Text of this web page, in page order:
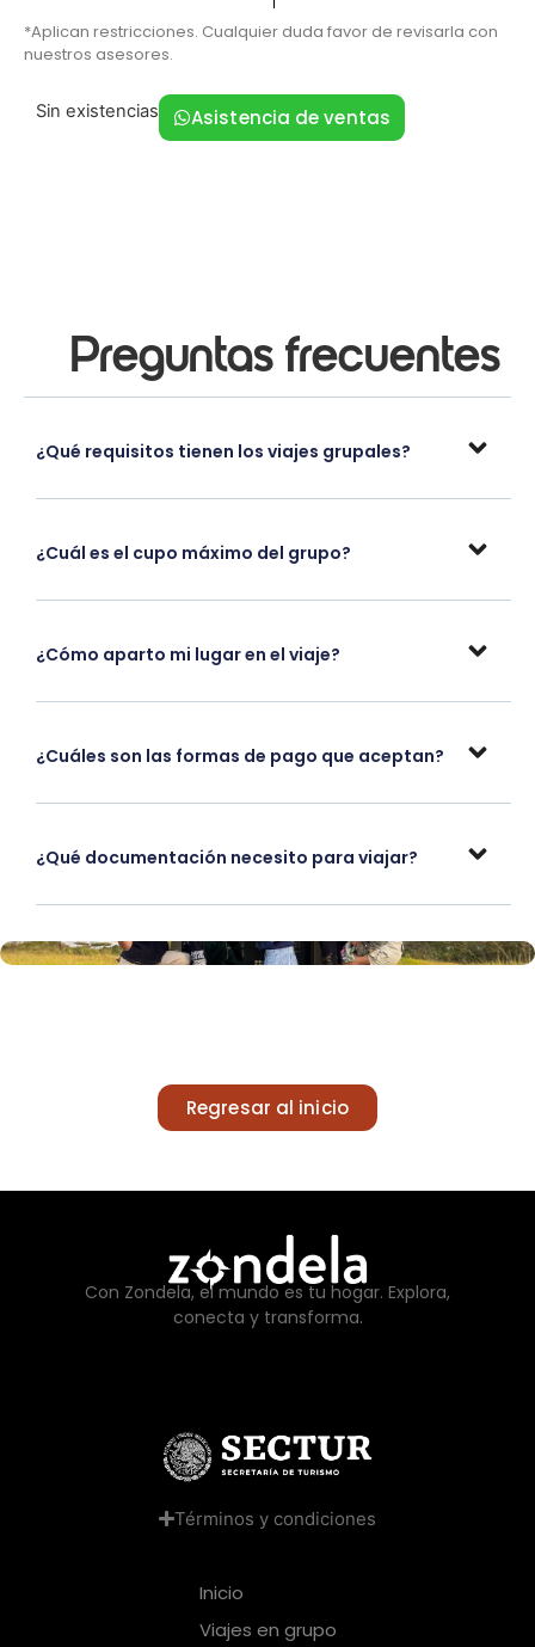
*Aplican restricciones. Cualquier duda favor de revisarla con
nuestros asesores.
Sin existencias Asistencia de ventas
Preguntas frecuentes
¿Qué requisitos tienen los viajes grupales?
¿Cuál es el cupo máximo del grupo?
¿Cómo aparto mi lugar en el viaje?
¿Cuáles son las formas de pago que aceptan?
¿Qué documentación necesito para viajar?
Regresar al inicio
Con Zondela, el mundo es tu hogar. Explora,
conecta y transforma.
Términos y condiciones
Inicio
Viajes en grupo